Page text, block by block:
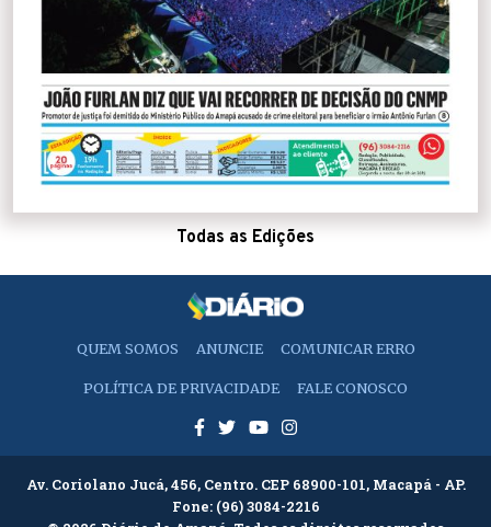
Todas as Edições
QUEM SOMOS ANUNCIE COMUNICAR ERRO
POLÍTICA DE PRIVACIDADE FALE CONOSCO
Av. Coriolano Jucá, 456, Centro. CEP 68900-101, Macapá - AP.
Fone: (96) 3084-2216